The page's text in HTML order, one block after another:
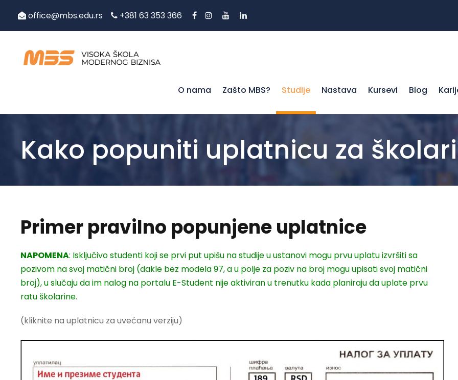
office@mbs.edu.rs +381 63 353 366
O nama Zašto MBS? Studije Nastava Kursevi Blog
Kako popuniti uplatnicu za
Primer pravilno popunjene uplatnice
NAPOMENA: Isključivo studenti koji se prvi put upišu na studije u ustanovi mogu prvu uplatu izvršiti sa
pozivom na svoj matični broj (dakle bez modela 97, a u polje za poziv na broj mogu upisati svoj matični
broj), u slučaju da im nalog na portalu E-Student nije aktiviran u trenutku kada planiraju da uplate prvu
ratu školarine.
(kliknite na uplatnicu za uvećanu verziju)